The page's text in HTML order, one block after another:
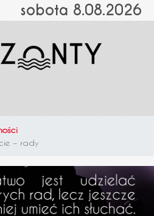
sobota 8.08.2026
– rady